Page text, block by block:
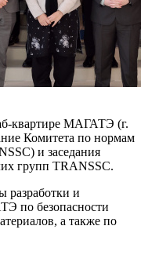
квартире МАГАТЭ (г.
Комитета по нормам
и заседания
групп TRANSSC.
разработки и
по безопасности
а также по